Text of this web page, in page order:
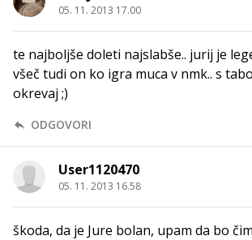
05. 11. 2013 17.00
te najboljše doleti najslabše.. jurij je
všeč tudi on ko igra muca v nmk.. s
okrevaj ;)
ODGOVORI
User1120470
05. 11. 2013 16.58
škoda, da je Jure bolan, upam da bo